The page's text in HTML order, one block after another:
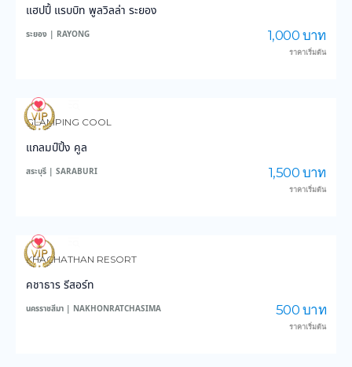
แฮปปี้ แรบบิท พูลวิลล่า ระยอง
ระยอง | RAYONG 1,000 บาท
ราคาเริ่มต้น
36
GLAMPING COOL
แกลมป์ปิ้ง คูล
สระบุรี | SARABURI 1,500 บาท
ราคาเริ่มต้น
62
KHACHATHAN RESORT
คชาธาร รีสอร์ท
นครราชสีมา | NAKHONRATCHASIMA 500 บาท
ราคาเริ่มต้น